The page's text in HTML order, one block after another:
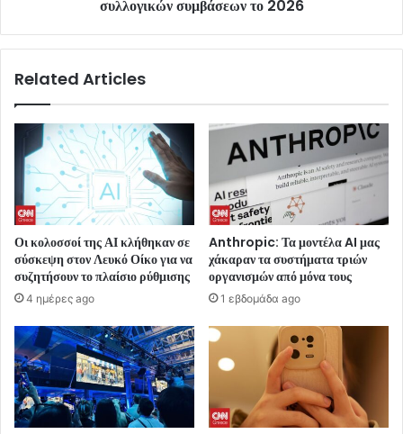
συλλογικών συμβάσεων το 2026
Related Articles
Οι κολοσσοί της ΑΙ κλήθηκαν σε
σύσκεψη στον Λευκό Οίκο για να
συζητήσουν το πλαίσιο ρύθμισης
4 ημέρες ago
Anthropic: Τα μοντέλα AI μας
χάκαραν τα συστήματα τριών
οργανισμών από μόνα τους
1 εβδομάδα ago